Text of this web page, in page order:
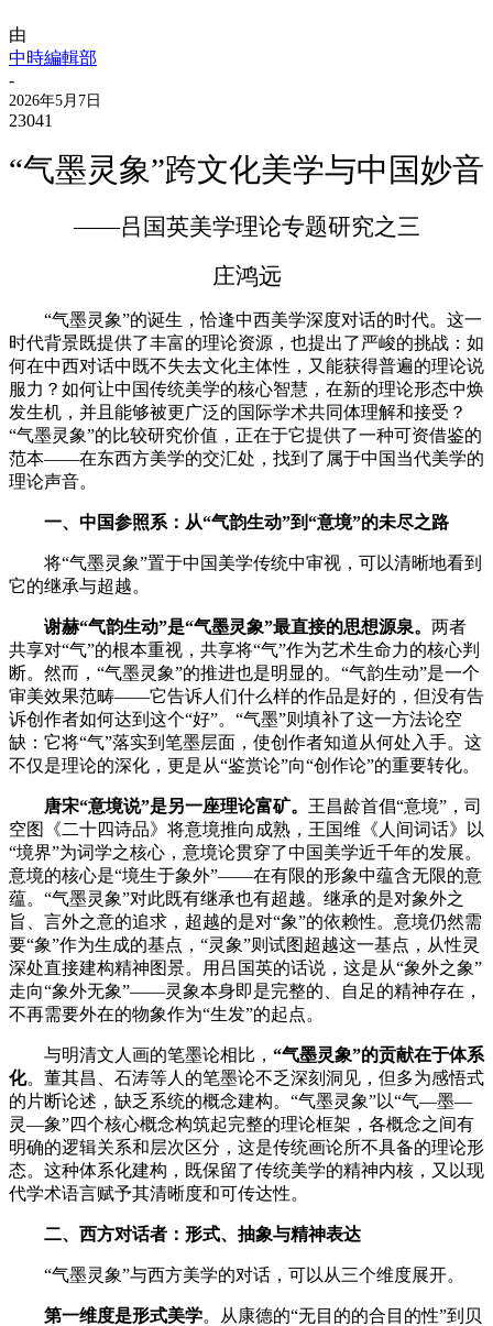
由
中時編輯部
-
2026年5月7日
23041
“气墨灵象”跨文化美学与中国妙音
——吕国英美学理论专题研究之三
庄鸿远
“气墨灵象”的诞生，恰逢中西美学深度对话的时代。这一
时代背景既提供了丰富的理论资源，也提出了严峻的挑战：如
何在中西对话中既不失去文化主体性，又能获得普遍的理论说
服力？如何让中国传统美学的核心智慧，在新的理论形态中焕
发生机，并且能够被更广泛的国际学术共同体理解和接受？
“气墨灵象”的比较研究价值，正在于它提供了一种可资借鉴的
范本——在东西方美学的交汇处，找到了属于中国当代美学的
理论声音。
一、中国参照系：从“气韵生动”到“意境”的未尽之路
将“气墨灵象”置于中国美学传统中审视，可以清晰地看到
它的继承与超越。
谢赫“气韵生动”是“气墨灵象”最直接的思想源泉。两者
共享对“气”的根本重视，共享将“气”作为艺术生命力的核心判
断。然而，“气墨灵象”的推进也是明显的。“气韵生动”是一个
审美效果范畴——它告诉人们什么样的作品是好的，但没有告
诉创作者如何达到这个“好”。“气墨”则填补了这一方法论空
缺：它将“气”落实到笔墨层面，使创作者知道从何处入手。这
不仅是理论的深化，更是从“鉴赏论”向“创作论”的重要转化。
唐宋“意境说”是另一座理论富矿。 王昌龄首倡“意境”，司
空图《二十四诗品》将意境推向成熟，王国维《人间词话》以
“境界”为词学之核心，意境论贯穿了中国美学近千年的发展。
意境的核心是“境生于象外”——在有限的形象中蕴含无限的意
蕴。“气墨灵象”对此既有继承也有超越。继承的是对象外之
旨、言外之意的追求，超越的是对“象”的依赖性。意境仍然需
要“象”作为生成的基点，“灵象”则试图超越这一基点，从性灵
深处直接建构精神图景。用吕国英的话说，这是从“象外之象”
走向“象外无象”——灵象本身即是完整的、自足的精神存在，
不再需要外在的物象作为“生发”的起点。
与明清文人画的笔墨论相比， “气墨灵象”的贡献在于体系
化。董其昌、石涛等人的笔墨论不乏深刻洞见，但多为感悟式
的片断论述，缺乏系统的概念建构。 “气墨灵象”以“气—墨—
灵—象”四个核心概念构筑起完整的理论框架，各概念之间有
明确的逻辑关系和层次区分，这是传统画论所不具备的理论形
态。这种体系化建构，既保留了传统美学的精神内核，又以现
代学术语言赋予其清晰度和可传达性。
二、西方对话者：形式、抽象与精神表达
“气墨灵象”与西方美学的对话，可以从三个维度展开。
第一维度是形式美学。从康德的“无目的的合目的性”到贝